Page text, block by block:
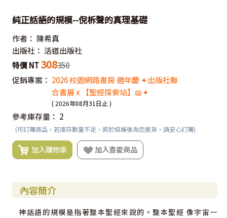
純正話語的規模--倪柝聲的真理基礎
作者： 陳希真
出版社： 活道出版社
特價 NT 308350
促銷專案： 2026 校園網路書房 週年慶 ✦出版社聯
合書展 x 【聖經探索站】📖✦
( 2026年08月31日止 )
參考庫存量： 2
(可訂購商品，若庫存數量不足，將於結帳後為您進貨，請安心訂購)
加入購物車 加入喜愛商品
內容簡介
神話語的規模是指著整本聖經來說的。整本聖經 像宇宙一